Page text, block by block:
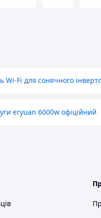
Wi-Fi для сонячного
eryuan 6000w офіційний